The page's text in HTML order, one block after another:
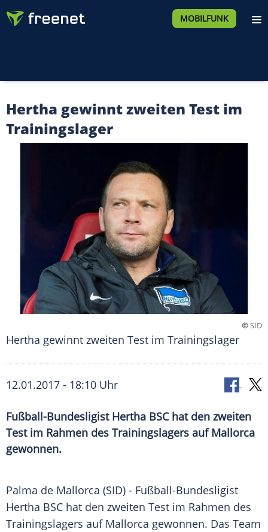
MOBILFUNK
Hertha gewinnt zweiten Test im
Trainingslager
©SID
Hertha gewinnt zweiten Test im Trainingslager
12.01.2017 - 18:10 Uhr
Fußball-Bundesligist Hertha BSC hat den zweiten
Test im Rahmen des Trainingslagers auf Mallorca
gewonnen.
Palma de Mallorca (SID) - Fußball-Bundesligist
Hertha BSC hat den zweiten Test im Rahmen des
Trainingslagers auf Mallorca gewonnen. Das Team